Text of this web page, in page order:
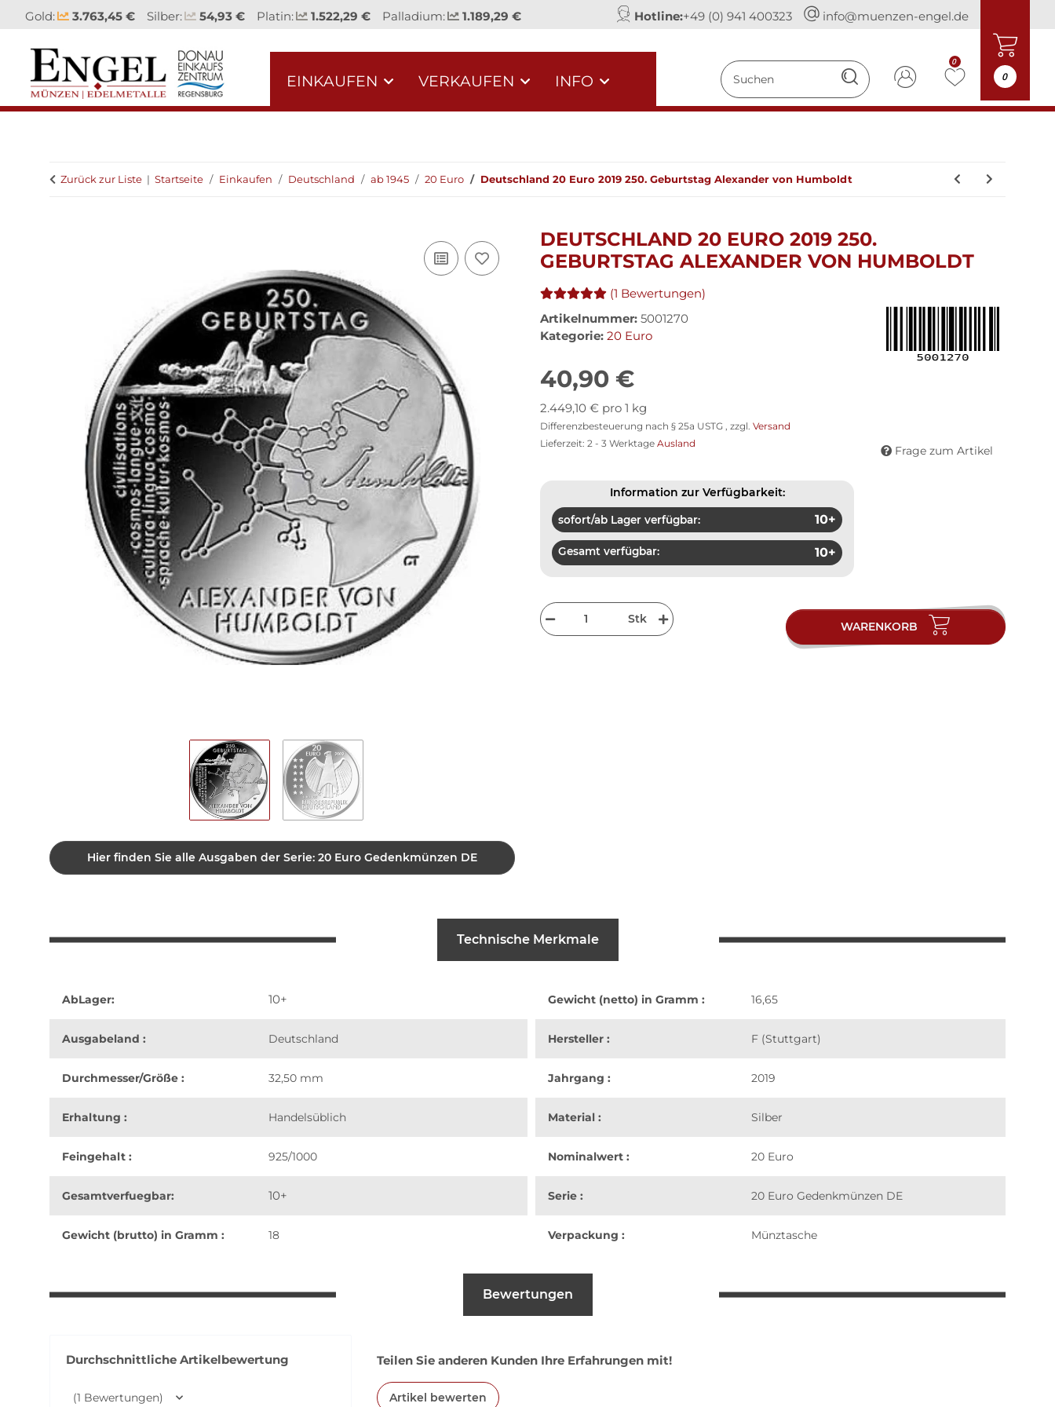
Gold: 3.763,45 € Silber: 54,93 € Platin: 1.522,29 € Palladium: 1.189,29 € Hotline:+49 (0) 941 400323 info@muenzen-engel.de
0
0
EINKAUFEN VERKAUFEN INFO
Zurück zur Liste Startseite Einkaufen Deutschland ab 1945 20 Euro Deutschland 20 Euro 2019 250. Geburtstag Alexander von Humboldt
Hier finden Sie alle Ausgaben der Serie: 20 Euro Gedenkmünzen DE
DEUTSCHLAND 20 EURO 2019 250.
GEBURTSTAG ALEXANDER VON HUMBOLDT
(1 Bewertungen)
Artikelnummer: 5001270
Kategorie: 20 Euro
40,90 €
2.449,10 € pro 1 kg
Differenzbesteuerung nach § 25a USTG , zzgl. Versand
Lieferzeit: 2 - 3 Werktage Ausland
Frage zum Artikel
Information zur Verfügbarkeit:
sofort/ab Lager verfügbar: 10+
Gesamt verfügbar: 10+
Stk
WARENKORB
Technische Merkmale
AbLager: 10+
Ausgabeland : Deutschland
Durchmesser/Größe : 32,50 mm
Erhaltung : Handelsüblich
Feingehalt : 925/1000
Gesamtverfuegbar: 10+
Gewicht (brutto) in Gramm : 18
Gewicht (netto) in Gramm : 16,65
Hersteller : F (Stuttgart)
Jahrgang : 2019
Material : Silber
Nominalwert : 20 Euro
Serie : 20 Euro Gedenkmünzen DE
Verpackung : Münztasche
Bewertungen
Durchschnittliche Artikelbewertung
(1 Bewertungen)
Teilen Sie anderen Kunden Ihre Erfahrungen mit!
Artikel bewerten